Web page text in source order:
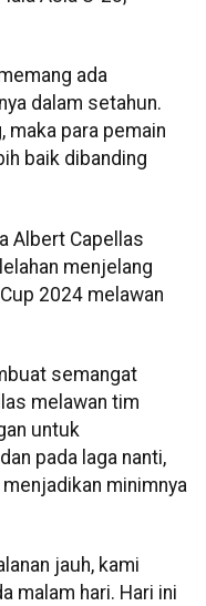
ada
dalam setahun.
maka para pemain
baik dibanding
Albert Capellas
menjelang
2024 melawan
semangat
melawan tim
untuk
pada laga nanti,
minimnya
jauh, kami
malam hari. Hari ini